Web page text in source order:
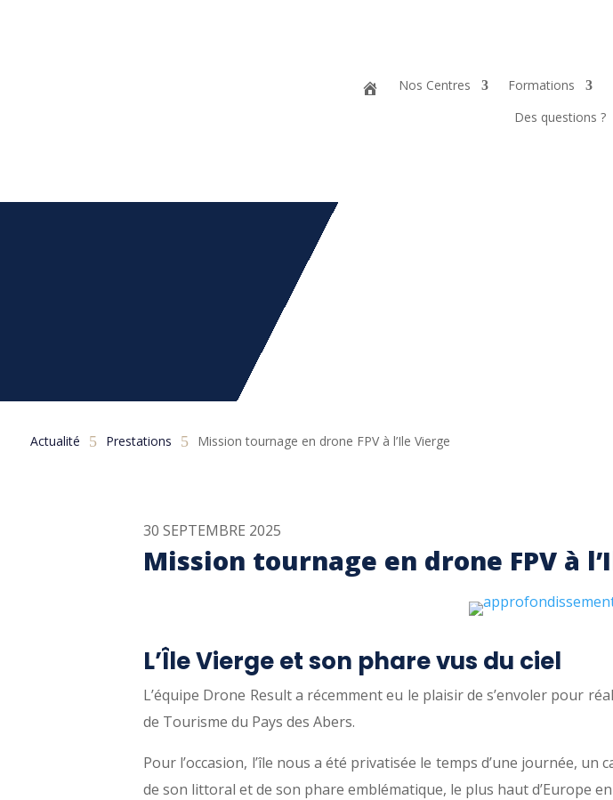
Nos Centres Formations
Des questions ?
Actualité 5 Prestations 5 Mission tournage en drone FPV à l’Ile Vierge
30 SEPTEMBRE 2025
Mission tournage en drone FPV à
L’Île Vierge et son phare vus du ciel
L’équipe Drone Result a récemment eu le plaisir de s’envoler pour
de Tourisme du Pays des Abers.
Pour l’occasion, l’île nous a été privatisée le temps d’une journée,
de son littoral et de son phare emblématique, le plus haut d’Europe